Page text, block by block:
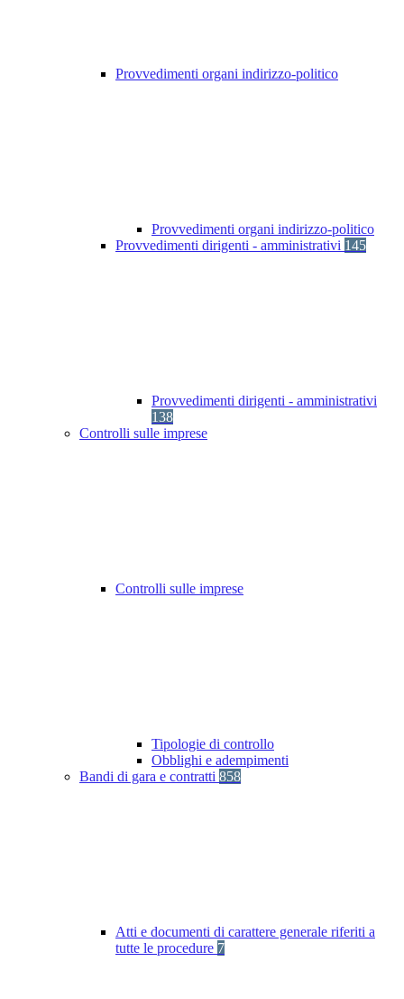
Provvedimenti organi indirizzo-politico
Provvedimenti organi indirizzo-politico
Provvedimenti dirigenti - amministrativi 145
Provvedimenti dirigenti - amministrativi
138
Controlli sulle imprese
Controlli sulle imprese
Tipologie di controllo
Obblighi e adempimenti
Bandi di gara e contratti 858
Atti e documenti di carattere generale riferiti a
tutte le procedure 7